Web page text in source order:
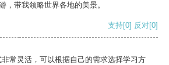
，带我领略世界各地的美景。
支持[0] 反对[0]
常灵活，可以根据自己的需求选择学习方